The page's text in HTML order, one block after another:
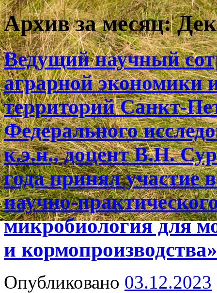
Архив за месяц:
Ведущий научный
аграрной экономики
территорий Санкт-
Федерального
к.э.н., доцент В.Н.
года принял участие
научно-
микробиология для
и
Опубликовано 03.12.2023